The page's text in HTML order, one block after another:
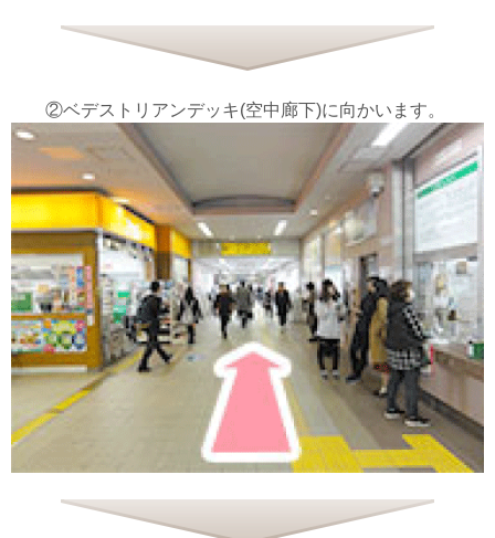
②ベデストリアンデッキ(空中廊下)に向かいます。